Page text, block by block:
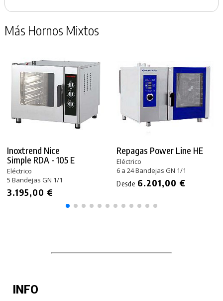
Más Hornos Mixtos
Inoxtrend Nice
Simple RDA - 105 E
Eléctrico
5 Bandejas GN 1/1
3.195,00 €
Repagas Power Line HE
Eléctrico
6 a 24 Bandejas GN 1/1
Desde 6.201,00 €
INFO